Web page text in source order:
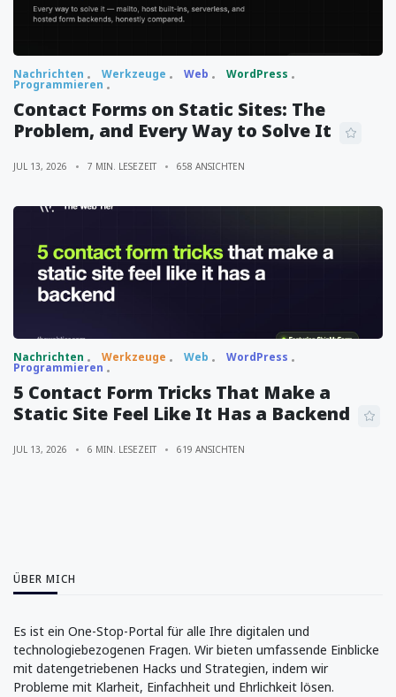
Nachrichten Werkzeuge Web WordPress
Programmieren
Contact Forms on Static Sites: The
Problem, and Every Way to Solve It
JUL 13, 2026 7 MIN. LESEZEIT 658 ANSICHTEN
Nachrichten Werkzeuge Web WordPress
Programmieren
5 Contact Form Tricks That Make a
Static Site Feel Like It Has a Backend
JUL 13, 2026 6 MIN. LESEZEIT 619 ANSICHTEN
ÜBER MICH
Es ist ein One-Stop-Portal für alle Ihre digitalen und
technologiebezogenen Fragen. Wir bieten umfassende Einblicke
mit datengetriebenen Hacks und Strategien, indem wir
Probleme mit Klarheit, Einfachheit und Ehrlichkeit lösen.